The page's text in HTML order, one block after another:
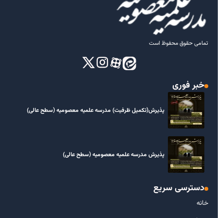
تمامی حقوق محفوظ است
خبر فوری
پذیرش(تکمیل ظرفیت) مدرسه علمیه معصومیه‌ (سطح عالی)
پذیرش مدرسه علمیه معصومیه‌ (سطح عالی)
دسترسی سریع
خانه